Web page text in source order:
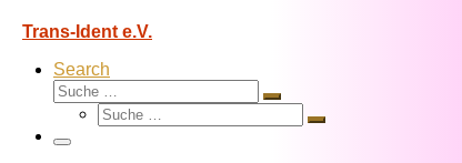
Trans-Ident e.V.
Search
Suche
Suche
Suche
Suche
Menü